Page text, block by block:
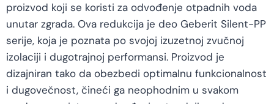
proizvod koji se koristi za odvođenje otpadnih voda
unutar zgrada. Ova redukcija je deo Geberit Silent-PP
serije, koja je poznata po svojoj izuzetnoj zvučnoj
izolaciji i dugotrajnoj performansi. Proizvod je
dizajniran tako da obezbedi optimalnu funkcionalnost
i dugovečnost, čineći ga neophodnim u svakom